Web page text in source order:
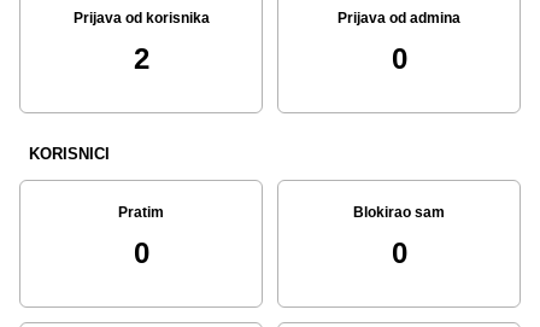
Prijava od korisnika
2
Prijava od admina
0
KORISNICI
Pratim
0
Blokirao sam
0